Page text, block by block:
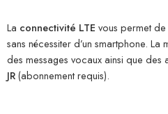
La connectivité LTE vous permet
sans nécessiter d’un smartphone.
des messages vocaux ainsi que des
JR(abonnement requis).